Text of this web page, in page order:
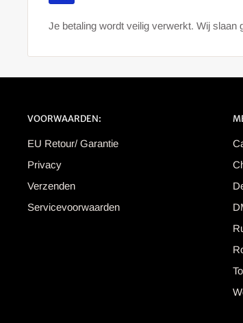
Je betaling wordt veilig verwerkt. Wij slaan
VOORWAARDEN:
EU Retour/ Garantie
Privacy
Verzenden
Servicevoorwaarden